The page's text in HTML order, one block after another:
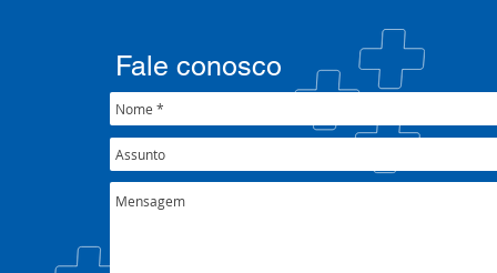
Fale conosco